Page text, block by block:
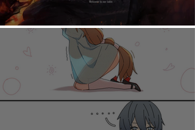
DUNGEONS & DRAGONS ¿TE ATREVES?